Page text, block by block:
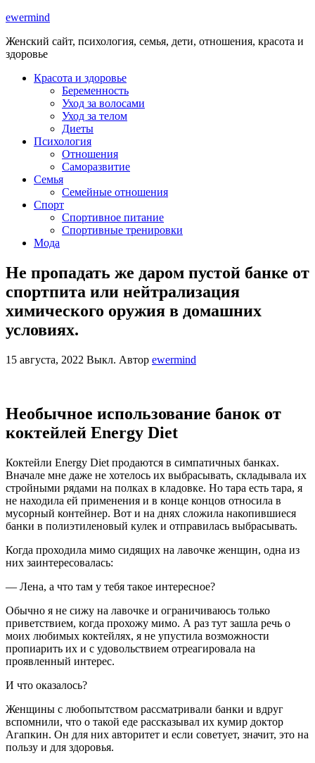
ewermind
Женский сайт, психология, семья, дети, отношения, красота и
здоровье
Красота и здоровье
Беременность
Уход за волосами
Уход за телом
Диеты
Психология
Отношения
Саморазвитие
Семья
Семейные отношения
Спорт
Спортивное питание
Спортивные тренировки
Мода
Не пропадать же даром пустой банке от
спортпита или нейтрализация
химического оружия в домашних
условиях. ⁠⁠
15 августа, 2022 Выкл. Автор ewermind
Необычное использование банок от
коктейлей Energy Diet
Коктейли Energy Diet продаются в симпатичных банках.
Вначале мне даже не хотелось их выбрасывать, складывала их
стройными рядами на полках в кладовке. Но тара есть тара, я
не находила ей применения и в конце концов относила в
мусорный контейнер. Вот и на днях сложила накопившиеся
банки в полиэтиленовый кулек и отправилась выбрасывать.
Когда проходила мимо сидящих на лавочке женщин, одна из
них заинтересовалась:
— Лена, а что там у тебя такое интересное?
Обычно я не сижу на лавочке и ограничиваюсь только
приветствием, когда прохожу мимо. А раз тут зашла речь о
моих любимых коктейлях, я не упустила возможности
пропиарить их и с удовольствием отреагировала на
проявленный интерес.
И что оказалось?
Женщины с любопытством рассматривали банки и вдруг
вспомнили, что о такой еде рассказывал их кумир доктор
Агапкин. Он для них авторитет и если советует, значит, это на
пользу и для здоровья.